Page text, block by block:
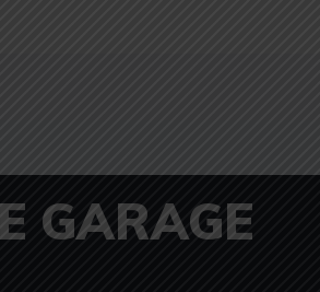
GARAGE